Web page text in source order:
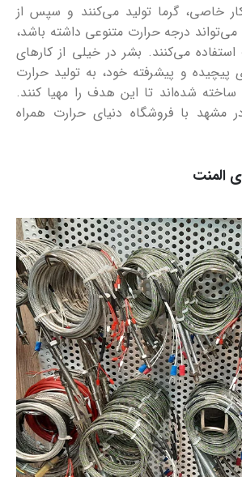
خاصی، گرما تولید می‌کنند و سپس از
درجه حرارت متنوعی داشته باشد،
می‌کنند. بشر در خیلی از کارهای
پیچیده و پیشرفته خود، به تولید حرارت
ساخته شده‌اند تا این هدف را مهیا کنند.
مشهد با فروشگاه دنیای حرارت همراه
المنت